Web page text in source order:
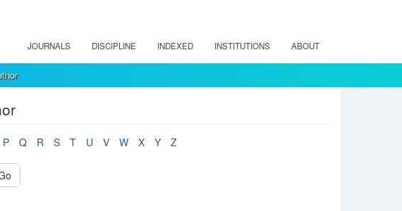
JOURNALS DISCIPLINE INDEXED INSTITUTIONS ABOUT
P Q R S T U V W X Y Z